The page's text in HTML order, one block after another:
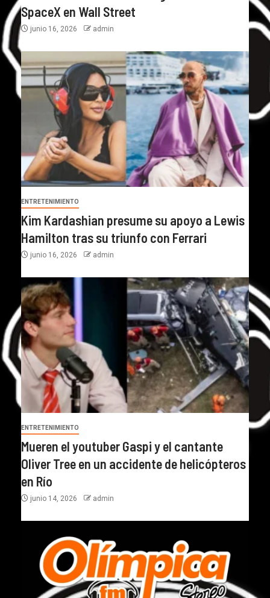
SpaceX en Wall Street
junio 16, 2026 admin
ENTRETENIMIENTO
Kim Kardashian presume su apoyo a Lewis
Hamilton tras su triunfo con Ferrari
junio 16, 2026 admin
ENTRETENIMIENTO
Mueren el youtuber Gaspi y el cantante
Oliver Tree en un accidente de helicópteros
en Río
junio 14, 2026 admin